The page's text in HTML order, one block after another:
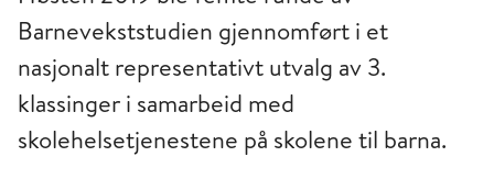
Barnevekststudien gjennomført i et
nasjonalt representativt utvalg av 3.
klassinger i samarbeid med
skolehelsetjenestene på skolene til barna.